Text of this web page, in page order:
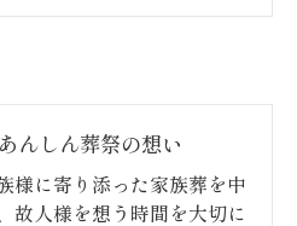
んしん葬祭の想い
様に寄り添った家族葬を中
故人様を想う時間を大切に